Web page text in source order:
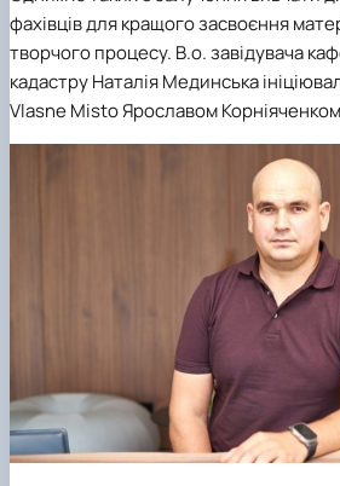
фахівців для кращого засвоєння
творчого процесу. В.о. завідувача
кадаструНаталія Мединська
Vlasne MistoЯрославом Корніяченком